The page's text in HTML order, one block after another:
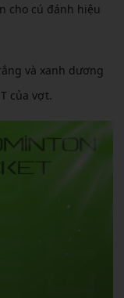
cho cú đánh hiệu
và xanh dương
của vợt.